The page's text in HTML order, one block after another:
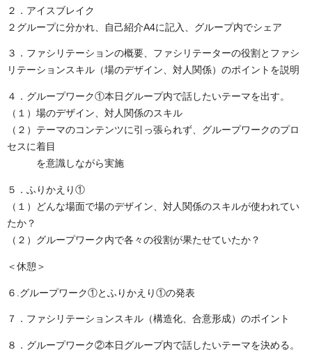
２．アイスブレイク
２グループに分かれ、自己紹介A4に記入、グループ内でシェア
３．ファシリテーションの概要、ファシリテーターの役割とファシ
リテーションスキル（場のデザイン、対人関係）のポイントを説明
４．グループワーク①本日グループ内で話したいテーマを出す。
（１）場のデザイン、対人関係のスキル
（２）テーマのコンテンツに引っ張られず、グループワークのプロ
セスに着目
を意識しながら実施
５．ふりかえり①
（１）どんな場面で場のデザイン、対人関係のスキルが使われてい
たか？
（２）グループワーク内で各々の役割が果たせていたか？
＜休憩＞
６.グループワーク①とふりかえり①の発表
７．ファシリテーションスキル（構造化、合意形成）のポイント
８．グループワーク②本日グループ内で話したいテーマを決める。